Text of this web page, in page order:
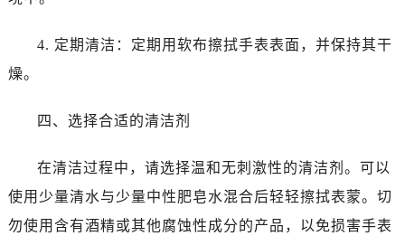
4. 定期清洁：定期用软布擦拭手表表面，并保持其干
燥。
四、选择合适的清洁剂
在清洁过程中，请选择温和无刺激性的清洁剂。可以
使用少量清水与少量中性肥皂水混合后轻轻擦拭表蒙。切
勿使用含有酒精或其他腐蚀性成分的产品，以免损害手表